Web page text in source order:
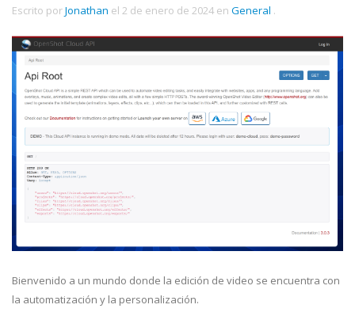
Escrito porJonathan el 2 de enero de 2024 en General .
Bienvenido a un mundo donde la edición de video se encuentra con
la automatización y la personalización.